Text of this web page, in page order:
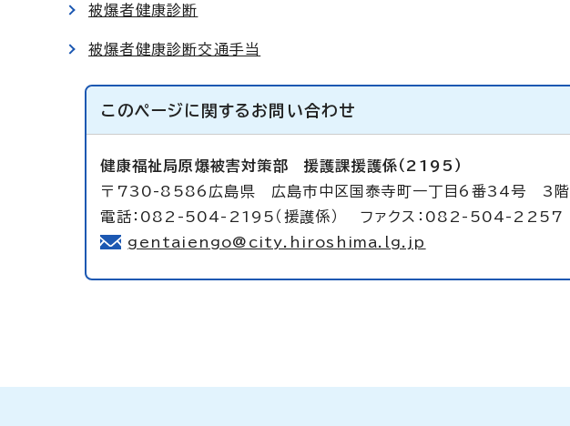
被爆者健康診断
被爆者健康診断交通手当
このページに関する お問い合わせ
健康福祉局原爆被害対策部援護課援護係（2195）
〒730-8586広島県 広島市中区国泰寺町一丁目6番34号 3階
電話：082-504-2195（援護係） ファクス：082-504-2257
gentaiengo@city.hiroshima.lg.jp